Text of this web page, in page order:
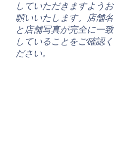
していただきますようお
願いいたします。店舗名
と店舗写真が完全に一致
していることをご確認く
ださい。